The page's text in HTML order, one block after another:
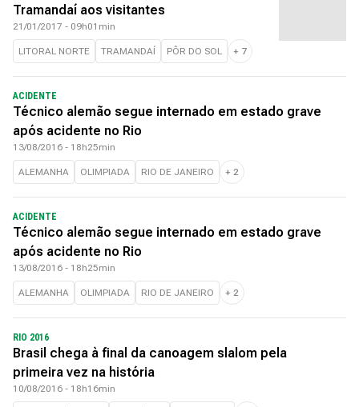
Tramandaí aos visitantes
21/01/2017 - 09h01min
LITORAL NORTE TRAMANDAÍ PÔR DO SOL + 7
ACIDENTE
Técnico alemão segue internado em estado grave
após acidente no Rio
13/08/2016 - 18h25min
ALEMANHA OLIMPIADA RIO DE JANEIRO + 2
ACIDENTE
Técnico alemão segue internado em estado grave
após acidente no Rio
13/08/2016 - 18h25min
ALEMANHA OLIMPIADA RIO DE JANEIRO + 2
RIO 2016
Brasil chega à final da canoagem slalom pela
primeira vez na história
10/08/2016 - 18h16min